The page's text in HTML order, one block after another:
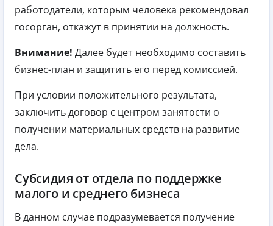
работодатели, которым человека рекомендовал
госорган, откажут в принятии на должность.
Внимание! Далее будет необходимо составить
бизнес-план и защитить его перед комиссией.
При условии положительного результата,
заключить договор с центром занятости о
получении материальных средств на развитие
дела.
Субсидия от отдела по поддержке
малого и среднего бизнеса
В данном случае подразумевается получение